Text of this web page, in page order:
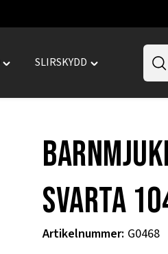
Toggle
SLIRSKYDD
Toggle
svarta
Artikelnummer: G0468